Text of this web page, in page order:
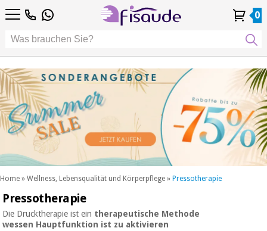
Konto
Bestellungen
4,8 4,8
Technologien
Fisaude-
Anlass
SUMMER
SALE
Unsere
Kinefis-
Produkte
Physiotherapie
Podologie
ästhetik,
dermokosmetik
und
ästhetische
medizin
Wellness,
lebensqualität
und
körperpflege
Zahnmedizin
DE
FR
0
Home » Wellness, Lebensqualität und Körperpflege » Pressotherapie
Konto
Bestellungen
4,8
Technologien
Fisaude-
Anlass
SUMMER
SALE
Unsere
Physiotherapie
ästhetik,
dermokosmetik
und ästhetische
medizin
Wellness,
lebensqualität
körperpflege
DE
FR
Pressotherapie
Die Drucktherapie ist ein therapeutische Methode
wessen Hauptfunktion ist zu aktivieren